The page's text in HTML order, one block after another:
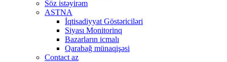
Söz istəyirəm
ASTNA
İqtisadiyyat Göstəriciləri
Siyası Monitorinq
Bazarların icmalı
Qarabağ münaqişəsi
Contact az